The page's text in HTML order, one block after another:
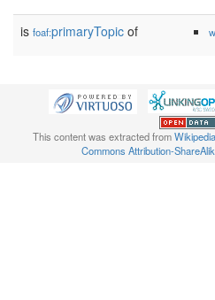
is foaf:primaryTopic of
This content was extracted fromWikipedia
Commons Attribution-